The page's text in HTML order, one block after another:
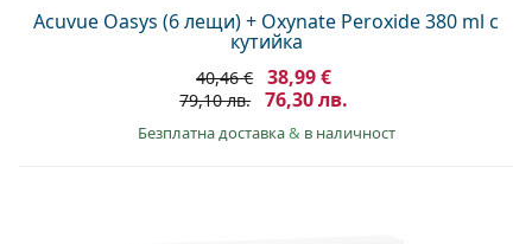
Acuvue Oasys (6 лещи) + Oxynate Peroxide 380 ml с
кутийка
40,46 € 38,99 €
79,10 лв. 76,30 лв.
Безплатна доставка& в наличност